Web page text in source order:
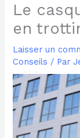
Le
en
Laisser un
Conseils / Par